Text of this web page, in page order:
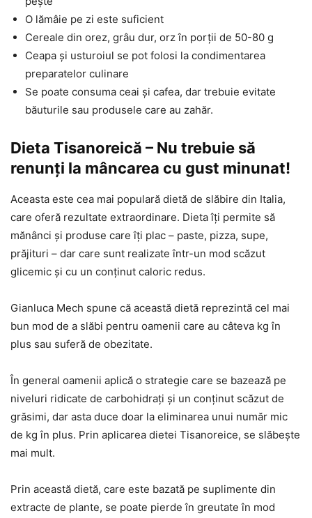
O lămâie pe zi este suficient
Cereale din orez, grâu dur, orz în porții de 50-80 g
Ceapa și usturoiul se pot folosi la condimentarea
preparatelor culinare
Se poate consuma ceai și cafea, dar trebuie evitate
băuturile sau produsele care au zahăr.
Dieta Tisanoreică – Nu trebuie să
renunți la mâncarea cu gust minunat!
Aceasta este cea mai populară dietă de slăbire din Italia,
care oferă rezultate extraordinare. Dieta îți permite să
mănânci și produse care îți plac – paste, pizza, supe,
prăjituri – dar care sunt realizate într-un mod scăzut
glicemic și cu un conținut caloric redus.
Gianluca Mech spune că această dietă reprezintă cel mai
bun mod de a slăbi pentru oamenii care au câteva kg în
plus sau suferă de obezitate.
În general oamenii aplică o strategie care se bazează pe
niveluri ridicate de carbohidrați și un conținut scăzut de
grăsimi, dar asta duce doar la eliminarea unui număr mic
de kg în plus. Prin aplicarea dietei Tisanoreice, se slăbește
mai mult.
Prin această dietă, care este bazată pe suplimente din
extracte de plante, se poate pierde în greutate în mod